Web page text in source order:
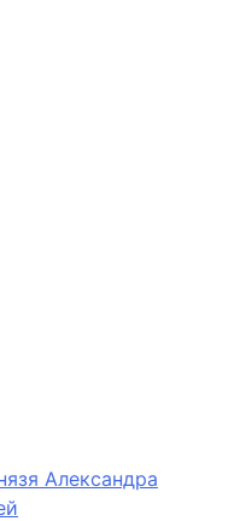
Александра